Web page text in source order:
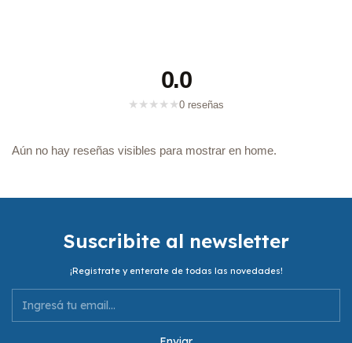
0.0
★ ★ ★ ★ ★0 reseñas
Aún no hay reseñas visibles para mostrar en home.
Suscribite al newsletter
¡Registrate y enterate de todas las novedades!